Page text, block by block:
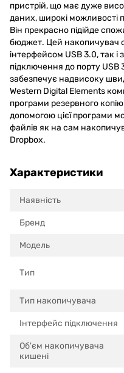
пристрій, що має дуже
даних, широкі можливості
Він прекрасно підійде
бюджет. Цей накопичувач
інтерфейсом USB 3.0, так
підключення до порту USB
забезпечує надвисоку
Western Digital Elements
програми резервного
допомогою цієї програми
файлів як на сам
Dropbox.
Характеристики
Наявність
Бренд
Модель
Тип
Тип накопичувача
Інтерфейс підключення
Об'єм накопичувача
кишені